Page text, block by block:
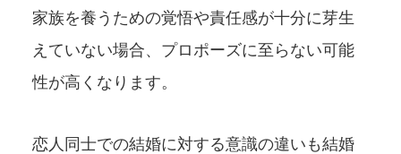
家族を養うための覚悟や責任感が十分に芽生
えていない場合、プロポーズに至らない可能
性が高くなります。
恋人同士での結婚に対する意識の違いも結婚